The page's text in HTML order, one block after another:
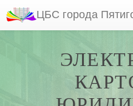
ЦБС города